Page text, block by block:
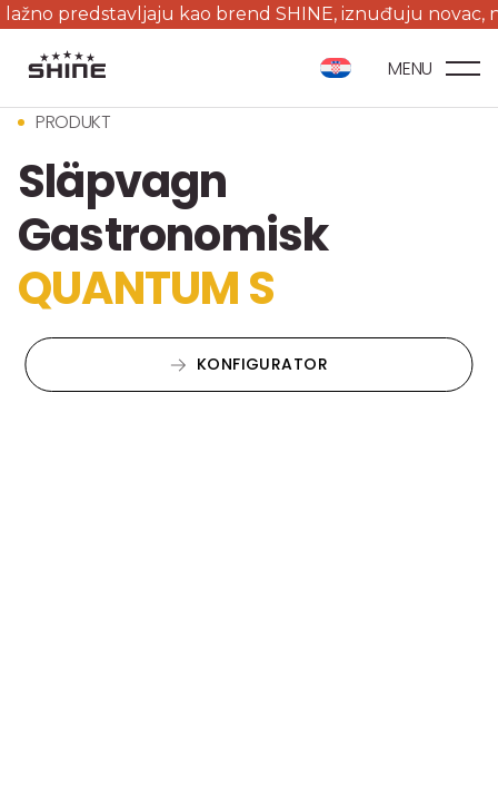
MENU
PRODUKT
Släpvagn
Gastronomisk
QUANTUM S
KONFIGURATOR
kao brend SHINE, iznuđuju novac, nude